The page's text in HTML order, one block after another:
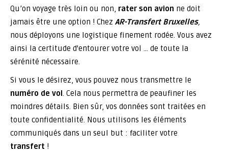
Qu’on voyage très loin ou non, rater son avion ne doit
jamais être une option ! Chez AR-Transfert Bruxelles,
nous déployons une logistique finement rodée. Vous avez
ainsi la certitude d'entourer votre vol … de toute la
sérénité nécessaire.
Si vous le désirez, vous pouvez nous transmettre le
numéro de vol. Cela nous permettra de peaufiner les
moindres détails. Bien sûr, vos données sont traitées en
toute confidentialité. Nous utilisons les éléments
communiqués dans un seul but : faciliter votre
transfert !